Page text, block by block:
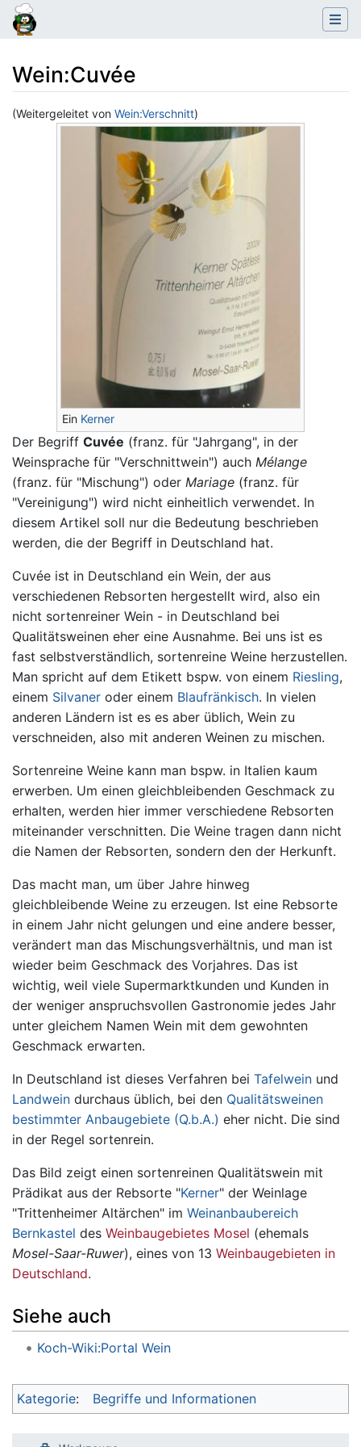
Wein:Cuvée
(Weitergeleitet von Wein:Verschnitt)
Wechseln zu:Navigation,Suche
Ein Kerner
Der Begriff Cuvée (franz. für "Jahrgang", in der
Weinsprache für "Verschnittwein") auch Mélange
(franz. für "Mischung") oder Mariage (franz. für
"Vereinigung") wird nicht einheitlich verwendet. In
diesem Artikel soll nur die Bedeutung beschrieben
werden, die der Begriff in Deutschland hat.
Cuvée ist in Deutschland ein Wein, der aus
verschiedenen Rebsorten hergestellt wird, also ein
nicht sortenreiner Wein - in Deutschland bei
Qualitätsweinen eher eine Ausnahme. Bei uns ist es
fast selbstverständlich, sortenreine Weine herzustellen.
Man spricht auf dem Etikett bspw. von einem Riesling,
einem Silvaner oder einem Blaufränkisch. In vielen
anderen Ländern ist es es aber üblich, Wein zu
verschneiden, also mit anderen Weinen zu mischen.
Sortenreine Weine kann man bspw. in Italien kaum
erwerben. Um einen gleichbleibenden Geschmack zu
erhalten, werden hier immer verschiedene Rebsorten
miteinander verschnitten. Die Weine tragen dann nicht
die Namen der Rebsorten, sondern den der Herkunft.
Das macht man, um über Jahre hinweg
gleichbleibende Weine zu erzeugen. Ist eine Rebsorte
in einem Jahr nicht gelungen und eine andere besser,
verändert man das Mischungsverhältnis, und man ist
wieder beim Geschmack des Vorjahres. Das ist
wichtig, weil viele Supermarktkunden und Kunden in
der weniger anspruchsvollen Gastronomie jedes Jahr
unter gleichem Namen Wein mit dem gewohnten
Geschmack erwarten.
In Deutschland ist dieses Verfahren bei Tafelwein und
Landwein durchaus üblich, bei den Qualitätsweinen
bestimmter Anbaugebiete (Q.b.A.) eher nicht. Die sind
in der Regel sortenrein.
Das Bild zeigt einen sortenreinen Qualitätswein mit
Prädikat aus der Rebsorte "Kerner" der Weinlage
"Trittenheimer Altärchen" im Weinanbaubereich
Bernkastel des Weinbaugebietes Mosel (ehemals
Mosel-Saar-Ruwer), eines von 13 Weinbaugebieten in
Deutschland.
Siehe auch
Koch-Wiki:Portal Wein
Kategorie: Begriffe und Informationen